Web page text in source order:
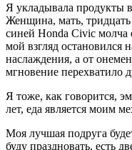
Я укладывала продукты
Женщина, мать, тридцать
синей Honda Civic молча
мой взгляд остановился
наслаждения, а от
мгновение перехватило
Я тоже, как говорится,
лет, еда является моим
Моя лучшая подруга
буду праздновать, есть